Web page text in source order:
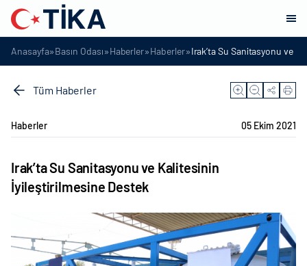
Anasayfa»Basın Odası»Haberler»Haberler»Irak’ta Su Sanitasyonu ve
Tüm Haberler
Haberler 05 Ekim 2021
Irak’ta Su Sanitasyonu ve Kalitesinin
İyileştirilmesine Destek